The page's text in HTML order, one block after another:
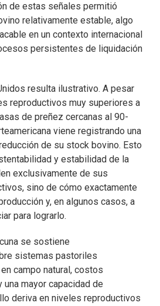
de estas señales permitió
relativamente estable, algo
en un contexto internacional
persistentes de liquidación
resulta ilustrativo. A pesar
reproductivos muy superiores a
de preñez cercanas al 90-
viene registrando una
de su stock bovino. Esto
y estabilidad de la
exclusivamente de sus
sino de cómo exactamente
y, en algunos casos, a
para lograrlo.
se sostiene
sistemas pastoriles
campo natural, costos
mayor capacidad de
deriva en niveles reproductivos